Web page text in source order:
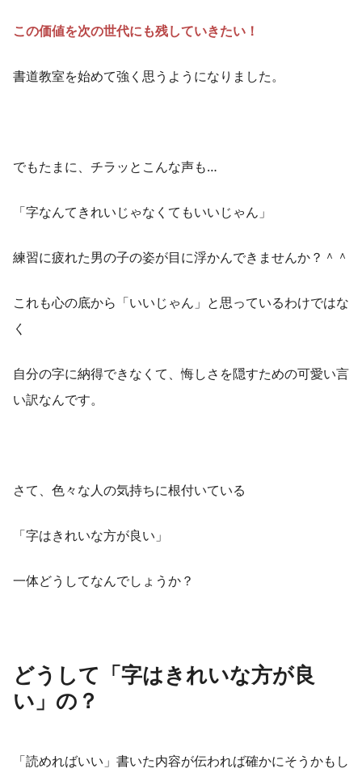
この価値を次の世代にも残していきたい！
書道教室を始めて強く思うようになりました。
でもたまに、チラッとこんな声も…
「字なんてきれいじゃなくてもいいじゃん」
練習に疲れた男の子の姿が目に浮かんできませんか？＾＾
これも心の底から「いいじゃん」と思っているわけではな
く
自分の字に納得できなくて、悔しさを隠すための可愛い言
い訳なんです。
さて、色々な人の気持ちに根付いている
「字はきれいな方が良い」
一体どうしてなんでしょうか？
どうして「字はきれいな方が良
い」の？
「読めればいい」書いた内容が伝われば確かにそうかもし